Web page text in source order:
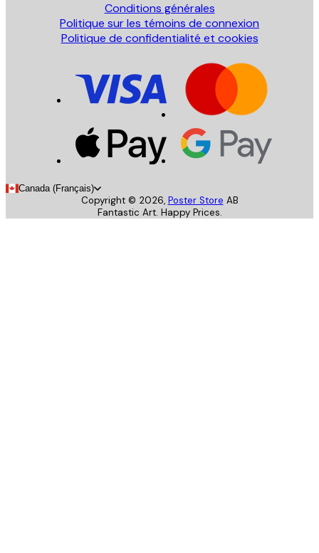
Conditions générales
Politique sur les témoins de connexion
Politique de confidentialité et cookies
Canada (Français)
Copyright © 2026, Poster Store AB
Fantastic Art. Happy Prices.